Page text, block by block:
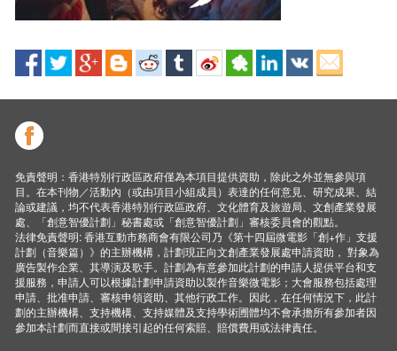
免責聲明：香港特別行政區政府僅為本項目提供資助，除此之外並無參與項
目。在本刊物／活動內（或由項目小組成員）表達的任何意見、研究成果、結
論或建議，均不代表香港特別行政區政府、文化體育及旅遊局、文創產業發展
處、「創意智優計劃」秘書處或「創意智優計劃」審核委員會的觀點。
法律免責聲明: 香港互動市務商會有限公司乃《第十四屆微電影「創+作」支援
計劃（音樂篇）》的主辦機構，計劃現正向文創產業發展處申請資助， 對象為
廣告製作企業、其導演及歌手。計劃為有意參加此計劃的申請人提供平台和支
援服務，申請人可以根據計劃申請資助以製作音樂微電影；大會服務包括處理
申請、批准申請、審核申領資助、其他行政工作。因此，在任何情況下，此計
劃的主辦機構、支持機構、支持媒體及支持學術圑體均不會承擔所有參加者因
參加本計劃而直接或間接引起的任何索賠、賠償費用或法律責任。